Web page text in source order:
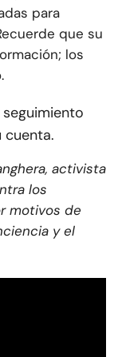
para
que su
los
cuenta.
activista
los
motivos de
y el